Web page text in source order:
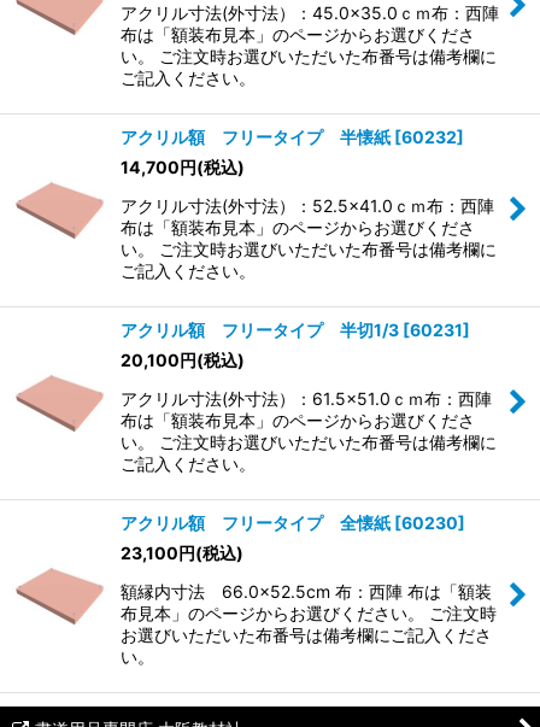
アクリル寸法(外寸法）：45.0×35.0ｃｍ布：西陣
布は「額装布見本」のページからお選びくださ
い。 ご注文時お選びいただいた布番号は備考欄に
ご記入ください。
アクリル額 フリータイプ 半懐紙 [60232]
14,700円(税込)
アクリル寸法(外寸法）：52.5×41.0ｃｍ布：西陣
布は「額装布見本」のページからお選びくださ
い。 ご注文時お選びいただいた布番号は備考欄に
ご記入ください。
アクリル額 フリータイプ 半切1/3 [60231]
20,100円(税込)
アクリル寸法(外寸法）：61.5×51.0ｃｍ布：西陣
布は「額装布見本」のページからお選びくださ
い。 ご注文時お選びいただいた布番号は備考欄に
ご記入ください。
アクリル額 フリータイプ 全懐紙 [60230]
23,100円(税込)
額縁内寸法 66.0×52.5cm 布：西陣 布は「額装
布見本」のページからお選びください。 ご注文時
お選びいただいた布番号は備考欄にご記入くださ
い。